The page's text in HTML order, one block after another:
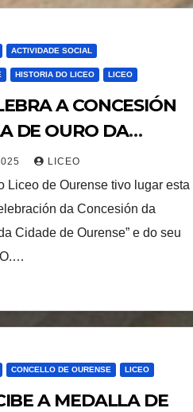
ACTIVIDADE SOCIAL
HISTORIA DO LICEO LICEO
A CONCESIÓN
DE OURO DA
E O 175
DA SÚA
LICEO
Liceo de Ourense tivo lugar esta
da Concesión da
Cidade de Ourense” e do seu
CONCELLO DE OURENSE LICEO
A MEDALLA DE